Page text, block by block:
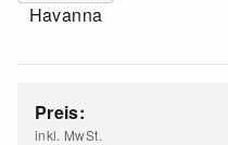
Havanna
Preis:
inkl. MwSt.